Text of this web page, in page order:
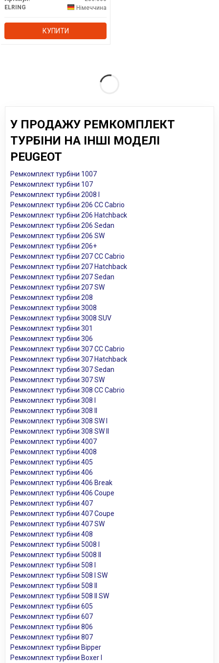
ELRING
Німеччина
КУПИТИ
У ПРОДАЖУ РЕМКОМПЛЕКТ
ТУРБІНИ НА ІНШІ МОДЕЛІ
PEUGEOT
Ремкомплект турбіни 1007
Ремкомплект турбіни 107
Ремкомплект турбіни 2008 I
Ремкомплект турбіни 206 CC Cabrio
Ремкомплект турбіни 206 Hatchback
Ремкомплект турбіни 206 Sedan
Ремкомплект турбіни 206 SW
Ремкомплект турбіни 206+
Ремкомплект турбіни 207 CC Cabrio
Ремкомплект турбіни 207 Hatchback
Ремкомплект турбіни 207 Sedan
Ремкомплект турбіни 207 SW
Ремкомплект турбіни 208
Ремкомплект турбіни 3008
Ремкомплект турбіни 3008 SUV
Ремкомплект турбіни 301
Ремкомплект турбіни 306
Ремкомплект турбіни 307 CC Cabrio
Ремкомплект турбіни 307 Hatchback
Ремкомплект турбіни 307 Sedan
Ремкомплект турбіни 307 SW
Ремкомплект турбіни 308 CC Cabrio
Ремкомплект турбіни 308 I
Ремкомплект турбіни 308 II
Ремкомплект турбіни 308 SW I
Ремкомплект турбіни 308 SW II
Ремкомплект турбіни 4007
Ремкомплект турбіни 4008
Ремкомплект турбіни 405
Ремкомплект турбіни 406
Ремкомплект турбіни 406 Break
Ремкомплект турбіни 406 Coupe
Ремкомплект турбіни 407
Ремкомплект турбіни 407 Coupe
Ремкомплект турбіни 407 SW
Ремкомплект турбіни 408
Ремкомплект турбіни 5008 I
Ремкомплект турбіни 5008 II
Ремкомплект турбіни 508 I
Ремкомплект турбіни 508 I SW
Ремкомплект турбіни 508 II
Ремкомплект турбіни 508 II SW
Ремкомплект турбіни 605
Ремкомплект турбіни 607
Ремкомплект турбіни 806
Ремкомплект турбіни 807
Ремкомплект турбіни Bipper
Ремкомплект турбіни Boxer I